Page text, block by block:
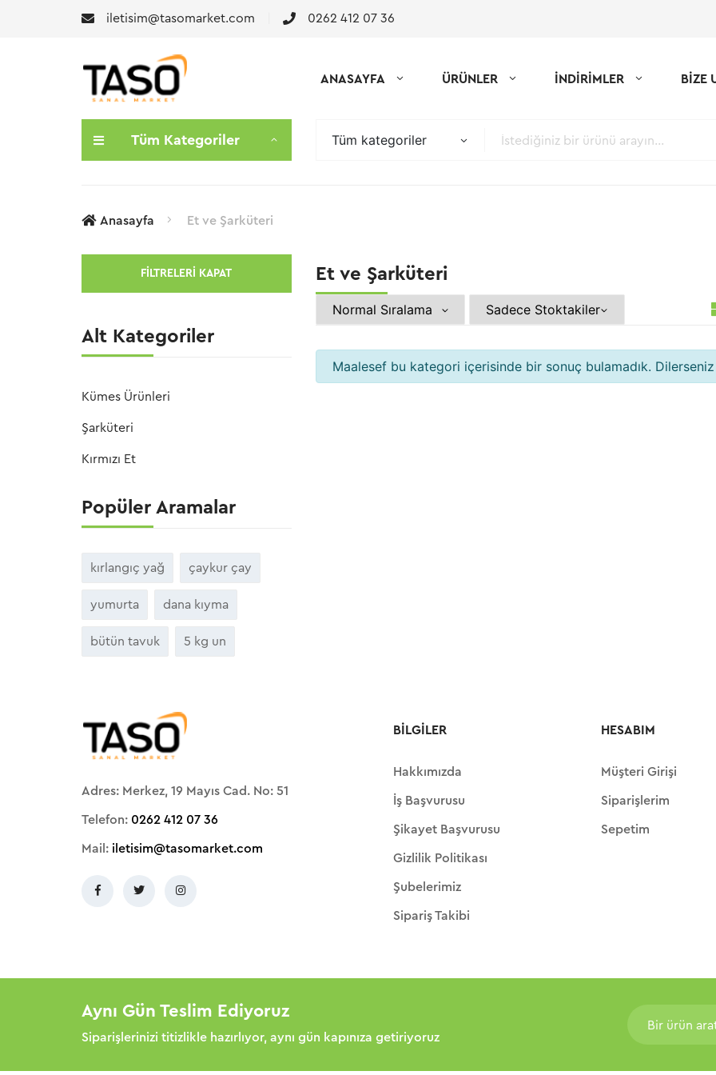
iletisim@tasomarket.com 0262 412 07 36
ANASAYFA ÜRÜNLER İNDİRİMLER BİZE
Tüm Kategoriler Tüm kategoriler
Anasayfa Et ve Şarküteri
FILTRELERI KAPAT
Alt Kategoriler
Kümes Ürünleri
Şarküteri
Kırmızı Et
Popüler Aramalar
kırlangıç yağ çaykur çay
yumurta dana kıyma
bütün tavuk 5 kg un
Et ve Şarküteri
Maalesef bu kategori içerisinde bir sonuç bulamadık.
Adres: Merkez, 19 Mayıs Cad. No: 51
Telefon: 0262 412 07 36
Mail: iletisim@tasomarket.com
BILGILER
Hakkımızda
İş Başvurusu
Şikayet Başvurusu
Gizlilik Politikası
Şubelerimiz
Sipariş Takibi
HESABIM
Müşteri Girişi
Siparişlerim
Sepetim
Aynı Gün Teslim Ediyoruz
Siparişlerinizi titizlikle hazırlıyor, aynı gün kapınıza getiriyoruz